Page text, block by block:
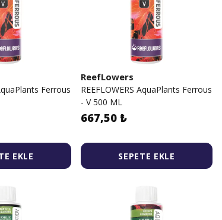
Ferrous
EKLE
ReefLowers
REEFLOWERS AquaPlants Ferrous
- V 500 ML
667,50 ₺
SEPETE EKLE